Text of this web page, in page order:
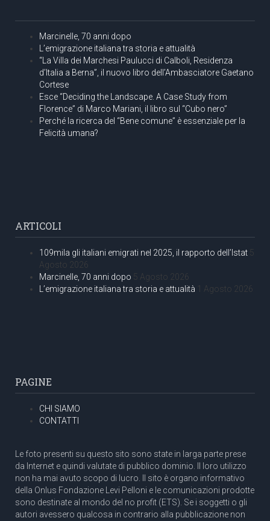
Marcinelle, 70 anni dopo
L’emigrazione italiana tra storia e attualità
“La Villa dei Marchesi Paulucci di Calboli, Residenza
d’Italia a Berna”, il nuovo libro dell’Ambasciatore Gaetano
Cortese
Esce “Deciding the Landscape. A Case Study from
Florence” di Marco Mariani, il libro sul “Cubo nero”
Perché la ricerca del “Bene comune” è essenziale per la
Felicità umana?
ARTICOLI
109mila gli italiani emigrati nel 2025, il rapporto dell’Istat 5
Agosto 2026
Marcinelle, 70 anni dopo 5 Agosto 2026
L’emigrazione italiana tra storia e attualità 1 Agosto 2026
PAGINE
CHI SIAMO
CONTATTI
Le foto presenti su questo sito sono state in larga parte prese
da Internet e quindi valutate di pubblico dominio. Il loro utilizzo
non ha mai avuto scopo di lucro. Il sito è organo informativo
della Onlus Fondazione Levi Pelloni e le comunicazioni prodotte
sono destinate al mondo del no profit (ETS). Se i soggetti o gli
autori avessero qualcosa in contrario alla pubblicazione non